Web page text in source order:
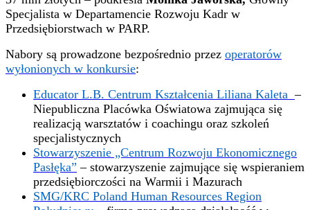
Specjalista w Departamencie Rozwoju Kadr w
Przedsiębiorstwach w PARP.
Nabory są prowadzone bezpośrednio przez operatorów
wyłonionych w konkursie:
Educator L.B. Centrum Kształcenia Liliana Kaleta–
Niepubliczna Placówka Oświatowa zajmująca się
realizacją warsztatów i coachingu oraz szkoleń
specjalistycznych
Stowarzyszenie „Centrum Rozwoju Ekonomicznego
Pasłęka” – stowarzyszenie zajmujące się wspieraniem
przedsiębiorczości na Warmii i Mazurach
SMG/KRC Poland Human Resources Region